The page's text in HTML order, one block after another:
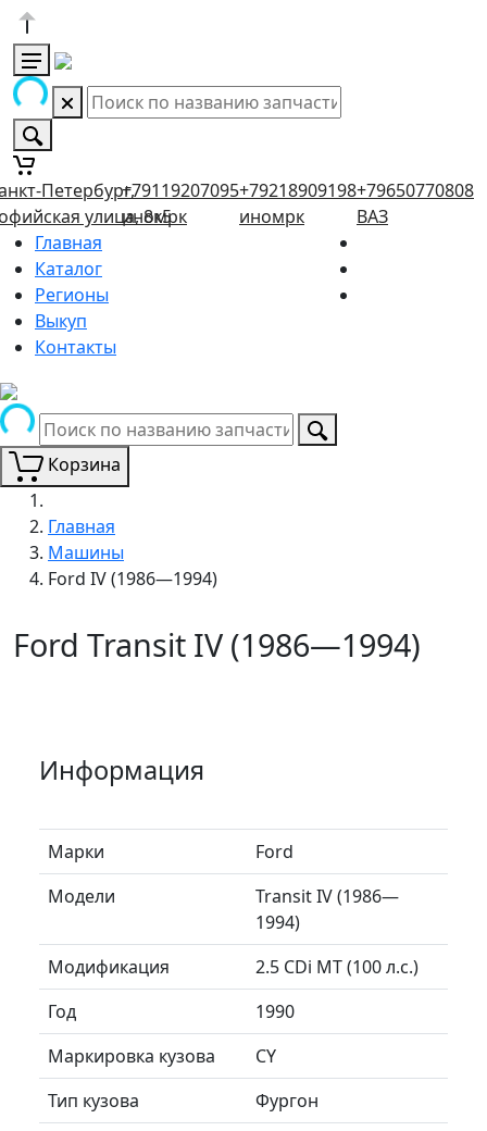
Петербург,
улица, 8к5
+79119207095
иномрк
+79218909198
иномрк
+79650770808
ВАЗ
Главная
Каталог
Регионы
Выкуп
Контакты
Корзина
Главная
Машины
Ford IV (1986—1994)
Ford Transit IV (1986—1994)
Информация
Марки
Ford
Модели
Transit IV (1986—
1994)
Модификация
2.5 CDi MT (100 л.с.)
Год
1990
Маркировка кузова
CY
Тип кузова
Фургон